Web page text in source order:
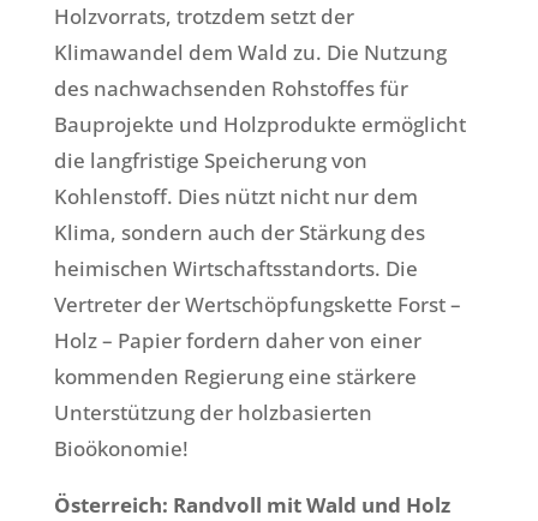
Holzvorrats, trotzdem setzt der
Klimawandel dem Wald zu. Die Nutzung
des nachwachsenden Rohstoffes für
Bauprojekte und Holzprodukte ermöglicht
die langfristige Speicherung von
Kohlenstoff. Dies nützt nicht nur dem
Klima, sondern auch der Stärkung des
heimischen Wirtschaftsstandorts. Die
Vertreter der Wertschöpfungskette Forst –
Holz – Papier fordern daher von einer
kommenden Regierung eine stärkere
Unterstützung der holzbasierten
Bioökonomie!
Österreich: Randvoll mit Wald und Holz